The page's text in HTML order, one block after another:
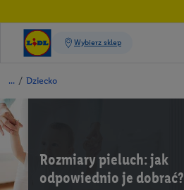
/ Dziecko
Rozmiary pieluch: jak
odpowiednio je dobrać?